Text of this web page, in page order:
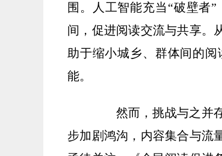
围。人工智能充当“破壁者
间，促进阅读交流与共享。
助于缩小城乡、群体间的
能。
然而，挑战与之并存
步加剧鸿沟，内容集合与流